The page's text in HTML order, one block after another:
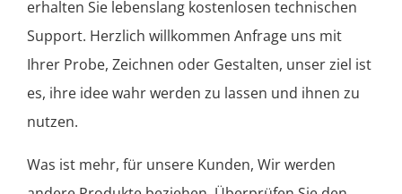
erhalten Sie lebenslang kostenlosen technischen
Support. Herzlich willkommen Anfrage uns mit
Ihrer Probe, Zeichnen oder Gestalten, unser ziel ist
es, ihre idee wahr werden zu lassen und ihnen zu
nutzen.
Was ist mehr, für unsere Kunden, Wir werden